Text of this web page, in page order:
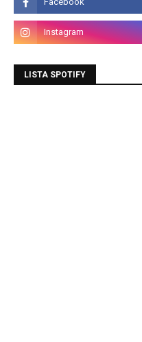
LISTA SPOTIFY